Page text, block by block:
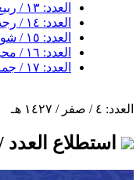
العدد: ١٣ / ربيع الثاني / ١٤٢٩ هـ
العدد: ١٤ / رجب / ١٤٢٩ هـ
العدد: ١٥ / شوال / ١٤٢٩ هـ
العدد: ١٦ / محرم / ١٤٣٠ هـ
العدد: ١٧ / جمادى الآخر / ١٤٣٠ هـ
العدد: ٤ / صفر / ١٤٢٧ هـ
استطلاع العدد